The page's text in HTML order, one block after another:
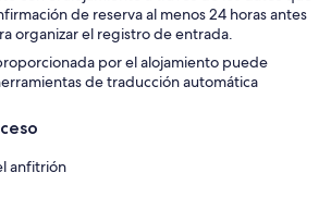
de reserva al menos 24 horas antes
organizar el registro de entrada.
por el alojamiento puede
de traducción automática
anfitrión